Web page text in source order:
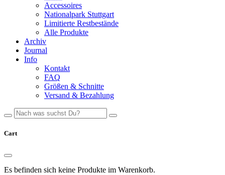
Accessoires
Nationalpark Stuttgart
Limitierte Restbestände
Alle Produkte
Archiv
Journal
Info
Kontakt
FAQ
Größen & Schnitte
Versand & Bezahlung
Cart
Es befinden sich keine Produkte im Warenkorb.